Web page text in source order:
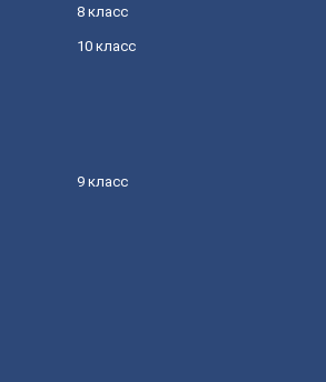
8 класс
10 класс
9 класс